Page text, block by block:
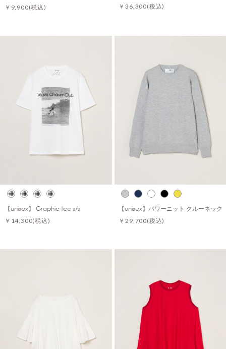
￥9,900(税込) ￥36,300(税込)
【unisex】 Graphic tee s/s
￥14,300(税込)
【unisex】パワーニット クルーネック
￥29,700(税込)